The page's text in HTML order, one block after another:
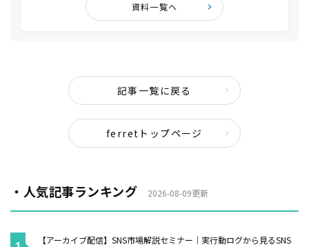
資料一覧へ
記事一覧に戻る
ferretトップページ
・人気記事ランキング 2026-08-09更新
【アーカイブ配信】SNS市場解説セミナー｜実行動ログから見るSNS